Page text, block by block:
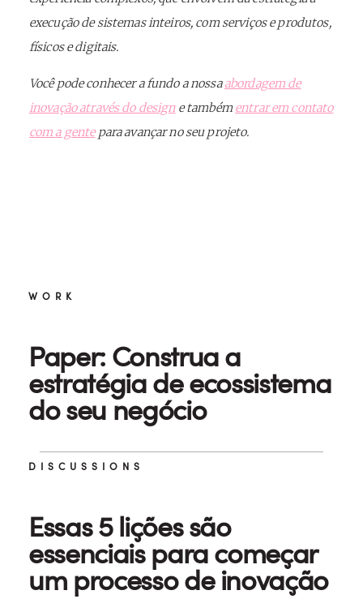
execução de sistemas inteiros, com serviços e produtos,
físicos e digitais.
Você pode conhecer a fundo a nossaabordagem de
inovação através do designe tambémentrar em contato
com a gentepara avançar no seu projeto.
WORK
Paper: Construa a
estratégia de ecossistema
do seu negócio
DISCUSSIONS
Essas 5 lições são
essenciais para começar
um processo de inovação